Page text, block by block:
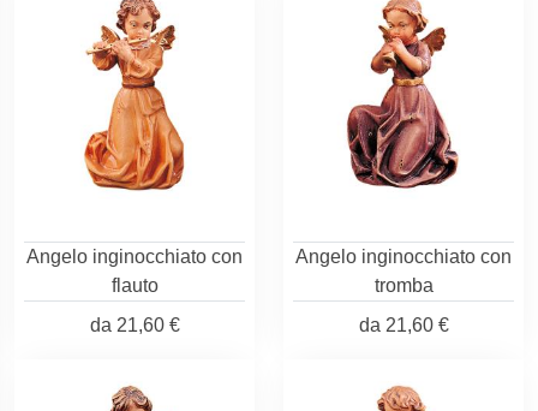
Angelo inginocchiato con
flauto
da 21,60 €
Angelo inginocchiato con
tromba
da 21,60 €